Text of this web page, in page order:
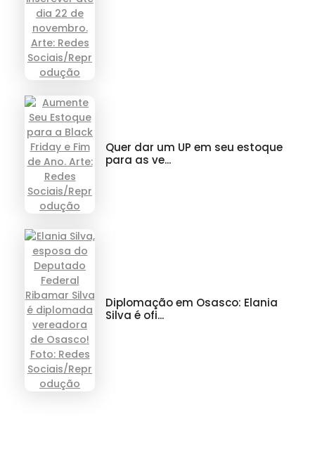
Quer dar um UP em seu estoque
para as ve...
Diplomação em Osasco: Elania
Silva é ofi...